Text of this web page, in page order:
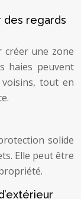
des regards
créer une zone
haies peuvent
tout en
solide
Elle peut être